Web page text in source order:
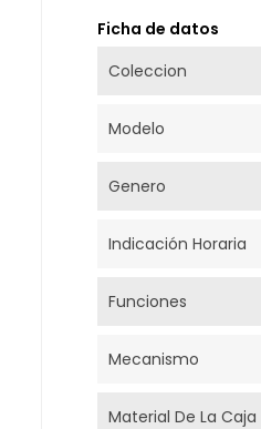
Ficha de datos
Coleccion
Modelo
Genero
Indicación Horaria
Funciones
Mecanismo
Material De La Caja